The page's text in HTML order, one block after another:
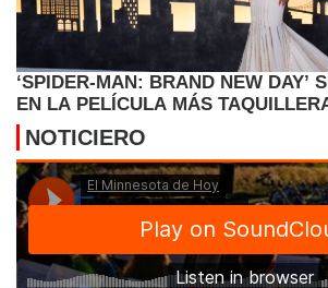
‘SPIDER-MAN: BRAND NEW DAY’
EN LA PELÍCULA MÁS
NOTICIERO